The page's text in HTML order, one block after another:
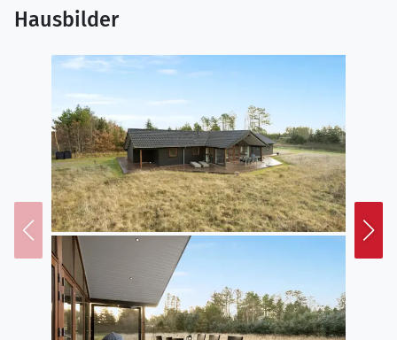
Spielspaß sorgt. Ein weiteres Highlight des Hauses ist
der wohltuende Whirlpool. Tauchen Sie ein in das
sprudelnde Wasser und lassen Sie den Alltag hinter
sich. Auch die Sauna verspricht Wärme und
Entspannung.
Nur wenige Gehminuten entfernt erreichen Sie den
einladenden Strand, der ideale Bedingungen für
sonnige Stunden am Meer bietet. In den
Sommermonaten erwartet Sie zudem ein kleiner
Kaufmannsladen, in dem Sie Eis oder andere
Leckereien kaufen können, während die Kinder auf
dem angrenzenden Spielplatz toben.
Besuchen Sie Frederikshavn mit seinem maritimen
Flair und den charmanten kleinen Straßen oder planen
Hausbilder